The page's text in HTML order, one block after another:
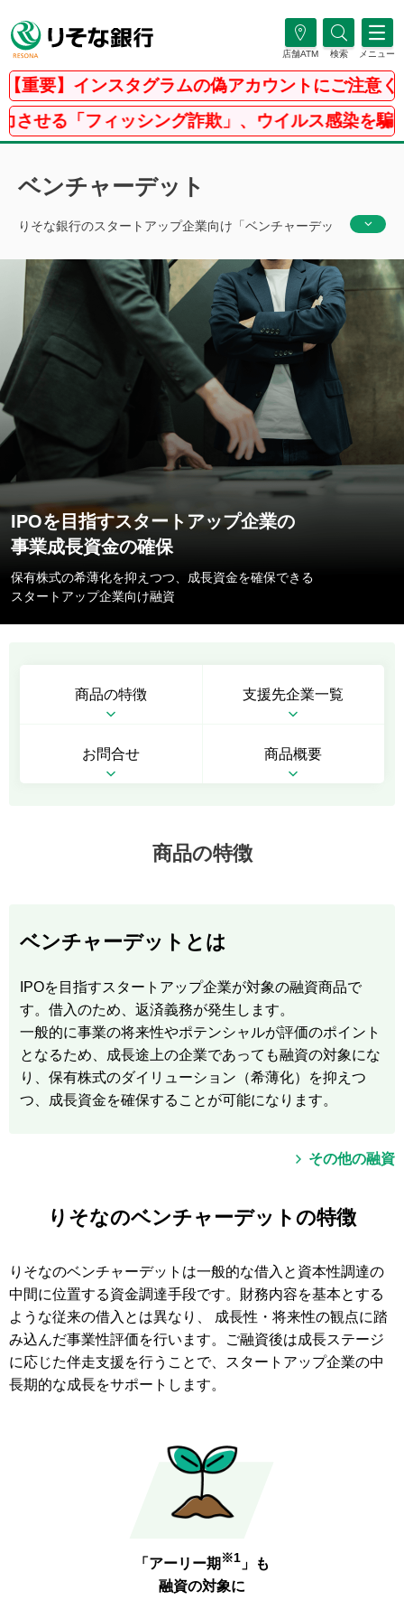
店舗ATM 検索 メニュー
要】インスタグラムの偽アカウントにご注意くだ
「フィッシング詐欺」、ウイルス感染を騙る「Ｐ
ベンチャーデット
りそな銀行のスタートアップ企業向け「ベンチャーデッ
たします。
IPOを目指すスタートアップ企業の
事業成長資金の確保
保有株式の希薄化を抑えつつ、成長資金を確保できる
スタートアップ企業向け融資
商品の特徴 支援先企業一覧
お問合せ 商品概要
商品の特徴
ベンチャーデットとは
IPOを目指すスタートアップ企業が対象の融資商品で
す。借入のため、返済義務が発生します。
一般的に事業の将来性やポテンシャルが評価のポイント
となるため、成長途上の企業であっても融資の対象にな
り、保有株式のダイリューション（希薄化）を抑えつ
つ、成長資金を確保することが可能になります。
その他の融資
りそなのベンチャーデットの特徴
りそなのベンチャーデットは一般的な借入と資本性調達の
中間に位置する資金調達手段です。財務内容を基本とする
ような従来の借入とは異なり、 成長性・将来性の観点に踏
み込んだ事業性評価を行います。ご融資後は成長ステージ
に応じた伴走支援を行うことで、スタートアップ企業の中
長期的な成長をサポートします。
「アーリー期 ※1 」も
融資の対象に